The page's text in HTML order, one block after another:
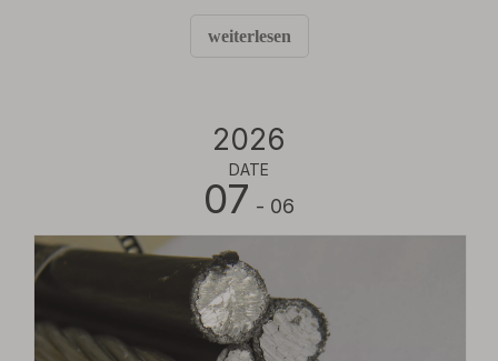
die Arbeitssicherheit und die Qualität jedes
weiterlesen
2026
DATE
07 - 06